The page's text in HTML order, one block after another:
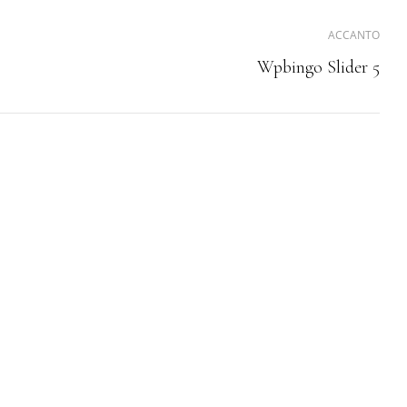
ACCANTO
Wpbingo Slider 5